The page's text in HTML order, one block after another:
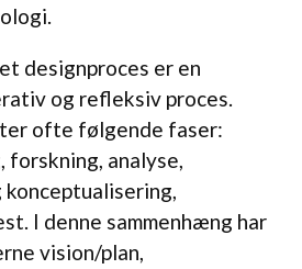
designproces er en
og refleksiv proces.
ofte følgende faser:
forskning, analyse,
I denne sammenhæng har
vision/plan,